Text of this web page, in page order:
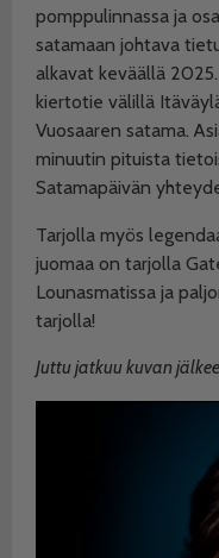
pomppulinnassa ja
satamaan johtava
alkavat keväällä
kiertotie välillä
Vuosaaren satama.
minuutin pituista
Satamapäivän
Tarjolla myös
juomaa on tarjolla
Lounasmatissa ja
tarjolla!
Juttu jatkuu kuvan